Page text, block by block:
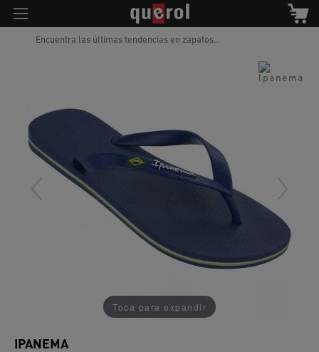
Encuentra las últimas tendencias en zapatos...
Toca para expandir
IPANEMA